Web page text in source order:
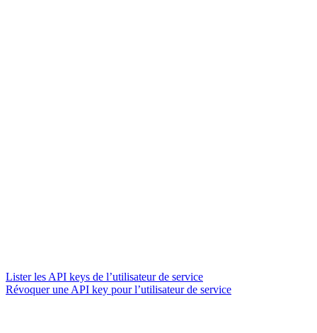
Lister les API keys de l’utilisateur de service
Révoquer une API key pour l’utilisateur de service